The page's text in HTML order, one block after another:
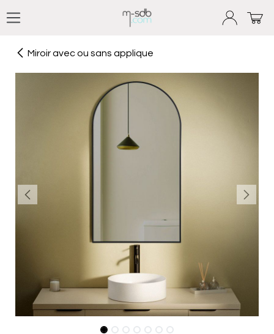
Miroir avec ou sans applique